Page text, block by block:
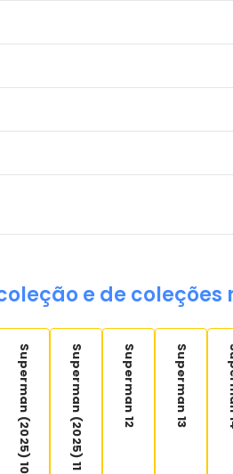
e de
Superman (2025) 10 Superman (2025) 11 Superman 12 Superman 13